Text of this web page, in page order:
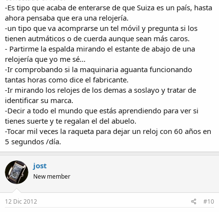
-Es tipo que acaba de enterarse de que Suiza es un país, hasta
ahora pensaba que era una relojería.
-un tipo que va acomprarse un tel móvil y pregunta si los
tienen autmáticos o de cuerda aunque sean más caros.
- Partirme la espalda mirando el estante de abajo de una
relojería que yo me sé...
-Ir comprobando si la maquinaria aguanta funcionando
tantas horas como dice el fabricante.
-Ir mirando los relojes de los demas a soslayo y tratar de
identificar su marca.
-Decir a todo el mundo que estás aprendiendo para ver si
tienes suerte y te regalan el del abuelo.
-Tocar mil veces la raqueta para dejar un reloj con 60 años en
5 segundos /día.
jost
New member
12 Dic 2012 #10